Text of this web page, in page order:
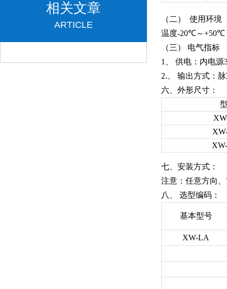
相关文章
ARTICLE
（二）
使用环境
温度-20℃～+50℃
（三）
电气指标
1
供电：内电源
2.
输出方式：
六、外形尺寸：
七、安装方式：
注意：任意方向
八、
选型编码：
基本型号
XW-LA